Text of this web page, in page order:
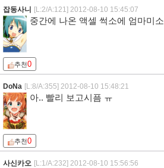
잡동사니 [L:2/A:121] 2012-08-10 15:45:07
중간에 나온 액셀 썩소에 엄마미소
추천0
DoNa [L:8/A:355] 2012-08-10 15:48:21
아.. 빨리 보고시픔 ㅠ
추천0
사신카오 [L:1/A:232] 2012-08-10 15:56:56